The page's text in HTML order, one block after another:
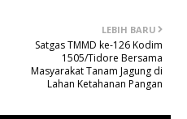
LEBIH BARU
Satgas TMMD ke-126 Kodim
1505/Tidore Bersama
Masyarakat Tanam Jagung di
Lahan Ketahanan Pangan